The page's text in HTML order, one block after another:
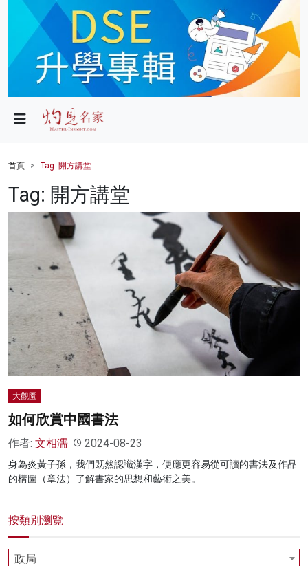
政局
財經
健康
科技
影片
名家榜
灼見活動
首頁 Tag: 開方講堂
Tag: 開方講堂
大觀園
如何欣賞中國書法
作者: 文相濡 2024-08-23
身為炎黃子孫，我們既然認識漢字，便應更容易從可讀的書法及作品
的構圖（章法）了解書家的思想和藝術之美。
按類別瀏覽
政局